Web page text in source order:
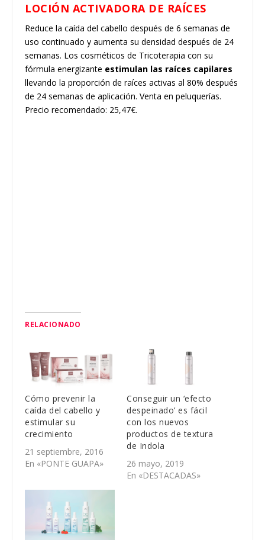
LOCIÓN ACTIVADORA DE RAÍCES
Reduce la caída del cabello después de 6 semanas de
uso continuado y aumenta su densidad después de 24
semanas. Los cosméticos de Tricoterapia con su
fórmula energizante estimulan las raíces capilares
llevando la proporción de raíces activas al 80% después
de 24 semanas de aplicación. Venta en peluquerías.
Precio recomendado: 25,47€.
RELACIONADO
Cómo prevenir la
caída del cabello y
estimular su
crecimiento
21 septiembre, 2016
En «PONTE GUAPA»
Conseguir un ‘efecto
despeinado’ es fácil
con los nuevos
productos de textura
de Indola
26 mayo, 2019
En «DESTACADAS»